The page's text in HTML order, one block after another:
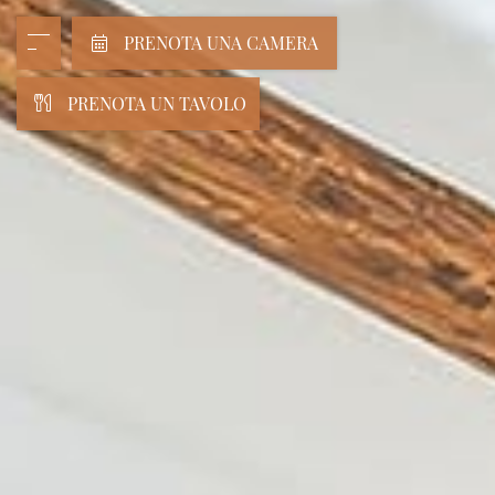
PRENOTA UNA CAMERA
PRENOTA UN TAVOLO